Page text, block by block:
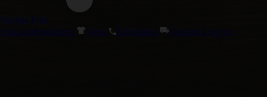
Vanliga Frön
Specialerbjudanden
Varor Kundtjänst Grossist Logg in